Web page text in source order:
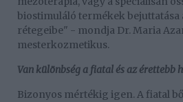
biostimuláló termékek bejuttatása
rétegeibe" - mondja Dr. Maria
mesterkozmetikus.
Van különbség a fiatal és az érettebb
Bizonyos mértékig igen. A fiatal